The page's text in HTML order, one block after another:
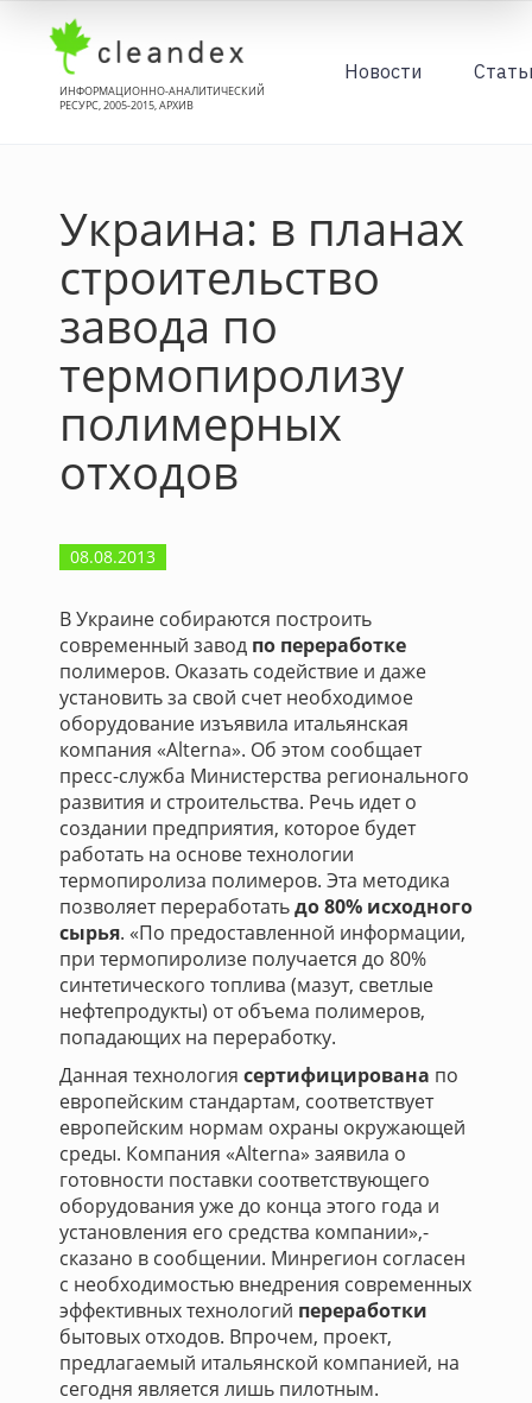
ИНФОРМАЦИОННО-АНАЛИТИЧЕСКИЙ
РЕСУРС, 2005-2015, АРХИВ
Новости
Украина: в планах
строительство
завода по
термопиролизу
полимерных
отходов
08.08.2013
В Украине собираются построить
современный завод по переработке
полимеров. Оказать содействие и даже
установить за свой счет необходимое
оборудование изъявила итальянская
компания «Alterna». Об этом сообщает
пресс-служба Министерства регионального
развития и строительства. Речь идет о
создании предприятия, которое будет
работать на основе технологии
термопиролиза полимеров. Эта методика
позволяет переработатьдо 80% исходного
сырья. «По предоставленной информации,
при термопиролизе получается до 80%
синтетического топлива (мазут, светлые
нефтепродукты) от объема полимеров,
попадающих на переработку.
Данная технология сертифицирована по
европейским стандартам, соответствует
европейским нормам охраны окружающей
среды. Компания «Alterna» заявила о
готовности поставки соответствующего
оборудования уже до конца этого года и
установления его средства компании»,-
сказано в сообщении. Минрегион согласен
с необходимостью внедрения современных
эффективных технологий переработки
бытовых отходов. Впрочем, проект,
предлагаемый итальянской компанией, на
сегодня является лишь пилотным.